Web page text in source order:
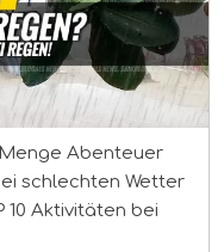
Abenteuer
schlechten Wetter
10 Aktivitäten bei